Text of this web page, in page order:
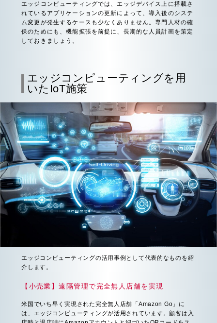
エッジコンピューティングでは、エッジデバイス上に搭載さ
れているアプリケーションの更新によって、導入後のシステ
ム変更が発生するケースも少なくありません。専門人材の確
保のためにも、機能拡張を前提に、長期的な人員計画を策定
しておきましょう。
エッジコンピューティングを用
いたIoT施策
エッジコンピューティングの活用事例として代表的なものを紹
介します。
【小売業】遠隔管理で完全無人店舗を実現
米国でいち早く実現された完全無人店舗「Amazon Go」に
は、エッジコンピューティングが活用されています。顧客は入